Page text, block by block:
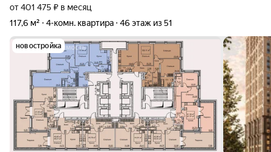
от 401 475 ₽ в месяц
117,6 м²
4-комн. квартира 46 этаж из 51
новостройка